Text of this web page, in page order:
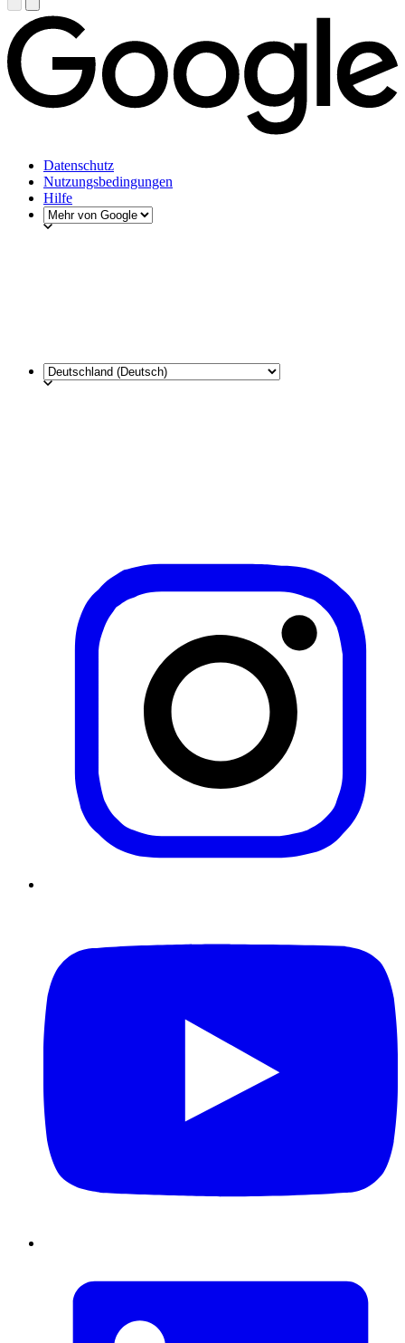
Datenschutz
Nutzungsbedingungen
Hilfe